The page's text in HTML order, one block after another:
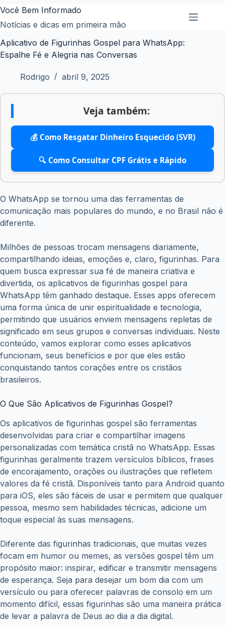
Pular
para
conteúdo
Você Bem Informado
Notícias e dicas em primeira mão
Aplicativo de Figurinhas Gospel para WhatsApp:
Espalhe Fé e Alegria nas Conversas
Rodrigo abril 9, 2025
Veja também:
💰 Como Resgatar Dinheiro Esquecido (SVR)
🔍 Como Consultar CPF Grátis e Rápido
O WhatsApp se tornou uma das ferramentas de
comunicação mais populares do mundo, e no Brasil não é
diferente.
Milhões de pessoas trocam mensagens diariamente,
compartilhando ideias, emoções e, claro, figurinhas. Para
quem busca expressar sua fé de maneira criativa e
divertida, os aplicativos de figurinhas gospel para
WhatsApp têm ganhado destaque. Esses apps oferecem
uma forma única de unir espiritualidade e tecnologia,
permitindo que usuários enviem mensagens repletas de
significado em seus grupos e conversas individuais. Neste
conteúdo, vamos explorar como esses aplicativos
funcionam, seus benefícios e por que eles estão
conquistando tantos corações entre os cristãos
brasileiros.
O Que São Aplicativos de Figurinhas Gospel?
Os aplicativos de figurinhas gospel são ferramentas
desenvolvidas para criar e compartilhar imagens
personalizadas com temática cristã no WhatsApp. Essas
figurinhas geralmente trazem versículos bíblicos, frases
de encorajamento, orações ou ilustrações que refletem
valores da fé cristã. Disponíveis tanto para Android quanto
para iOS, eles são fáceis de usar e permitem que qualquer
pessoa, mesmo sem habilidades técnicas, adicione um
toque especial às suas mensagens.
Diferente das figurinhas tradicionais, que muitas vezes
focam em humor ou memes, as versões gospel têm um
propósito maior: inspirar, edificar e transmitir mensagens
de esperança. Seja para desejar um bom dia com um
versículo ou para oferecer palavras de consolo em um
momento difícil, essas figurinhas são uma maneira prática
de levar a palavra de Deus ao dia a dia digital.